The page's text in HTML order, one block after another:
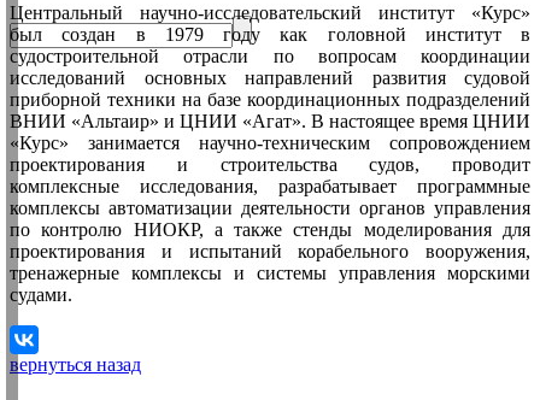
Центральный научно-исследовательский институт «Курс»
был создан в 1979 году как головной институт в
судостроительной отрасли по вопросам координации
исследований основных направлений развития судовой
приборной техники на базе координационных подразделений
ВНИИ «Альтаир» и ЦНИИ «Агат». В настоящее время ЦНИИ
«Курс» занимается научно-техническим сопровождением
проектирования и строительства судов, проводит
комплексные исследования, разрабатывает программные
комплексы автоматизации деятельности органов управления
по контролю НИОКР, а также стенды моделирования для
проектирования и испытаний корабельного вооружения,
тренажерные комплексы и системы управления морскими
судами.
вернуться назад